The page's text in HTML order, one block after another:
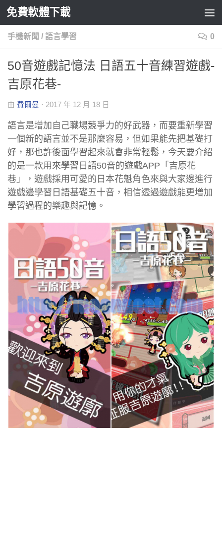
Skip to content
免費軟體下載
手機新聞 / 語言學習 0
50音遊戲記憶法 日語五十音練習遊戲-
吉原花巷-
由 費爾曼 · 2017 年 12 月 18 日
語言是增加自己職場競爭力的好武器，而要重新學習
一個新的語言並不是那麼容易，但如果能先把基礎打
好，那也許後面學習起來就會非常輕鬆，今天要介紹
的是一款用來學習日語50音的遊戲APP「吉原花
巷」，遊戲採用可愛的日本花魁角色來與大家邊進行
遊戲邊學習日語基礎五十音，相信透過遊戲能更增加
學習過程的樂趣與記憶。